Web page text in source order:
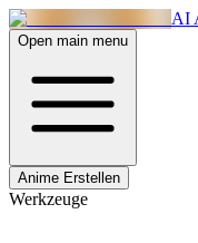
AI
Open main menu
Anime Erstellen
Werkzeuge